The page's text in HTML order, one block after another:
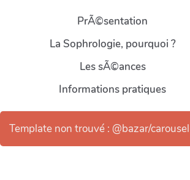
Aller au contenu principal
PrÃ©sentation
La Sophrologie, pourquoi ?
Les sÃ©ances
Informations pratiques
Template non trouvé : @bazar/